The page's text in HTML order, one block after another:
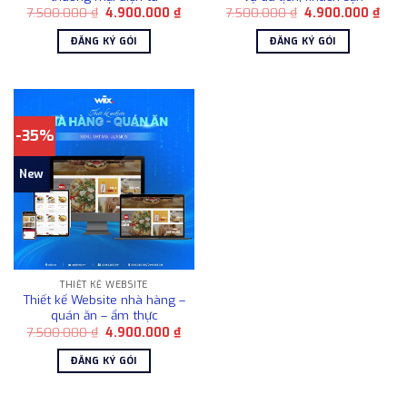
7.500.000₫ Giá
là:
7.500.000 ₫.
4.900.000₫Giá
hiện
ĐĂNG KÝ GÓI
7.500.000₫ Giá
là:
7.500.000 ₫.
4.900.000₫Giá
hiện
ĐĂNG KÝ GÓI
-35%
New
THIẾT KẾ WEBSITE
Thiết kế Website nhà hàng –
quán ăn – ẩm thực
7.500.000₫ Giá
là:
7.500.000 ₫.
4.900.000₫Giá
hiện
ĐĂNG KÝ GÓI